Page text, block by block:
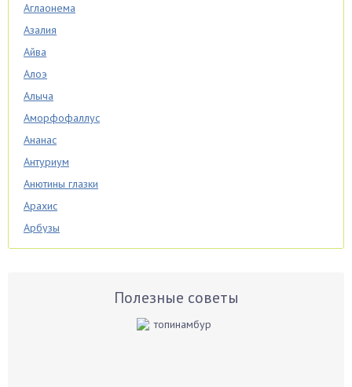
Аглаонема
Азалия
Айва
Алоэ
Алыча
Аморфофаллус
Ананас
Антуриум
Анютины глазки
Арахис
Арбузы
Аспарагус
Полезные советы